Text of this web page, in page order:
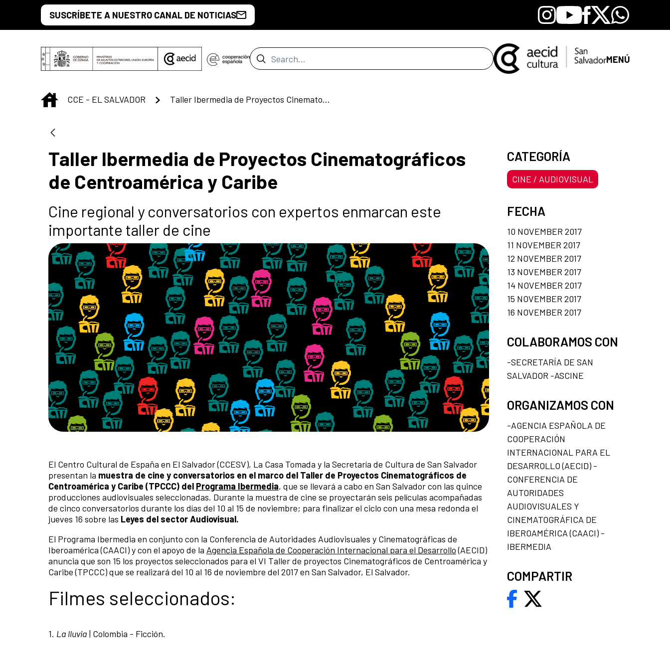
Skip to Main ContentSUSCRÍBETE A NUESTRO CANAL DE NOTICIAS Instagram
YoutubeFacebook
X Whatsapp
Search Bar MENÚ
INICIO
CCE - EL SALVADOR Taller Ibermedia de Proyectos Cinematográficos de Centroamérica y Caribe
Taller Ibermedia de Proyectos Cinematográficos
de Centroamérica y Caribe
Cine regional y conversatorios con expertos enmarcan este
importante taller de cine
El Centro Cultural de España en El Salvador (CCESV), La Casa Tomada y la Secretaría de Cultura de San Salvador
presentan la muestra de cine y conversatorios en el marco del Taller de Proyectos Cinematográficos de
Centroamérica y Caribe (TPCCC) del Programa Ibermedia, que se llevará a cabo en San Salvador con las quince
producciones audiovisuales seleccionadas. Durante la muestra de cine se proyectarán seis películas acompañadas
de cinco conversatorios durante los días del 10 al 15 de noviembre; para finalizar el ciclo con una mesa redonda el
jueves 16 sobre las Leyes del sector Audiovisual.
El Programa Ibermedia en conjunto con la Conferencia de Autoridades Audiovisuales y Cinematográficas de
Iberoamérica (CAACI) y con el apoyo de la Agencia Española de Cooperación Internacional para el Desarrollo(AECID)
anuncia que son 15 los proyectos seleccionados para el VI Taller de proyectos Cinematográficos de Centroamérica y
Caribe (TPCCC) que se realizará del 10 al 16 de noviembre del 2017 en San Salvador, El Salvador.
Filmes seleccionados:
1. La lluvia | Colombia - Ficción.
CATEGORÍA
CINE / AUDIOVISUAL
FECHA
10 NOVEMBER 2017
11 NOVEMBER 2017
12 NOVEMBER 2017
13 NOVEMBER 2017
14 NOVEMBER 2017
15 NOVEMBER 2017
16 NOVEMBER 2017
COLABORAMOS CON
-SECRETARÍA DE SAN
SALVADOR -ASCINE
ORGANIZAMOS CON
-AGENCIA ESPAÑOLA DE
COOPERACIÓN
INTERNACIONAL PARA EL
DESARROLLO (AECID) -
CONFERENCIA DE
AUTORIDADES
AUDIOVISUALES Y
CINEMATOGRÁFICA DE
IBEROAMÉRICA (CAACI) -
IBERMEDIA
COMPARTIR